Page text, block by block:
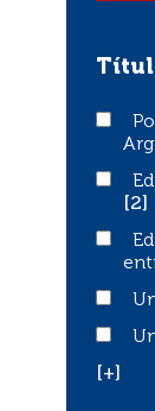
[2]
[+]